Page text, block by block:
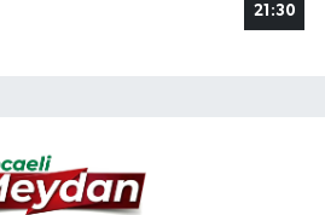
21:30